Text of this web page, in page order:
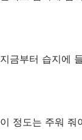
지금부터 습지에
이 정도는 주워 줘